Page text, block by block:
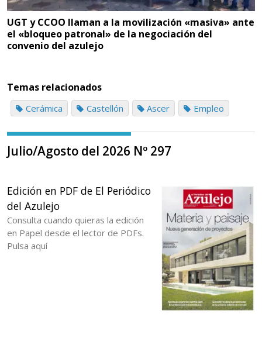
UGT y CCOO llaman a la movilización «masiva» ante
el «bloqueo patronal» de la negociación del
convenio del azulejo
Temas relacionados
Cerámica Castellón Ascer Empleo
Julio/Agosto del 2026 Nº 297
Edición en PDF de El Periódico
del Azulejo
Consulta cuando quieras la edición
en Papel desde el lector de PDFs.
Pulsa aquí